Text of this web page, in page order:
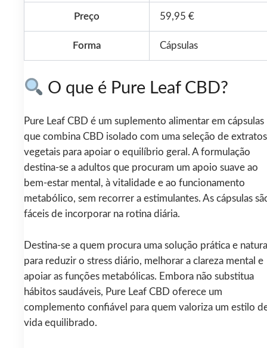
Preço 59,95 €
Forma Cápsulas
O que é Pure Leaf CBD?
Pure Leaf CBD é um suplemento alimentar em cápsulas
que combina CBD isolado com uma seleção de extratos
vegetais para apoiar o equilíbrio geral. A formulação
destina-se a adultos que procuram um apoio suave ao
bem-estar mental, à vitalidade e ao funcionamento
metabólico, sem recorrer a estimulantes. As cápsulas
fáceis de incorporar na rotina diária.
Destina-se a quem procura uma solução prática e
para reduzir o stress diário, melhorar a clareza mental e
apoiar as funções metabólicas. Embora não substitua
hábitos saudáveis, Pure Leaf CBD oferece um
complemento confiável para quem valoriza um estilo
vida equilibrado.